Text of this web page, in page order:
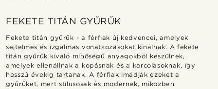
FEKETE TITÁN GYŰRŰK
Fekete titán gyűrűk - a férfiak új kedvencei, amelyek
sejtelmes és izgalmas vonatkozásokat kínálnak. A fekete
titán gyűrűk kiváló minőségű anyagokból készülnek,
amelyek ellenállnak a kopásnak és a karcolásoknak, így
hosszú évekig tartanak. A férfiak imádják ezeket a
gyűrűket, mert stílusosak és modernek, miközben